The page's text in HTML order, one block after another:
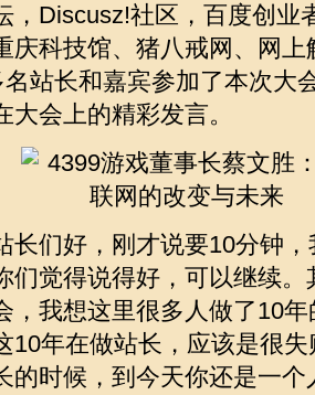
，Discusz!社区，百度创业
庆科技馆、猪八戒网、网
站长和嘉宾参加了本次大
会上的精彩发言。
们好，刚才说要10分钟，
们觉得说得好，可以继续
，我想这里很多人做了10
10年在做站长，应该是很
的时候，到今天你还是一